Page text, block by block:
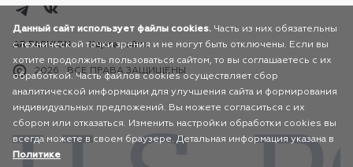
2026 ВСЕ ПРАВА ЗАЩИЩЕНЫ
AR FASHION Карта сайта
Данный сайт использует файлы cookies. Часть из них обязательны
с технической точки зрения и не могут быть отключены. Если вы
хотите продолжить пользоваться сайтом, то вы соглашаетесь с их
обработкой. Часть файлов cookies осуществляет сбор
аналитической информации для улучшения сайта и формирования
индивидуальных предложений. Вы можете согласиться с их
сбором или отказаться. Изменить настройки обработки cookies вы
всегда можете в своем браузере. Детальная информация указана в
Политике